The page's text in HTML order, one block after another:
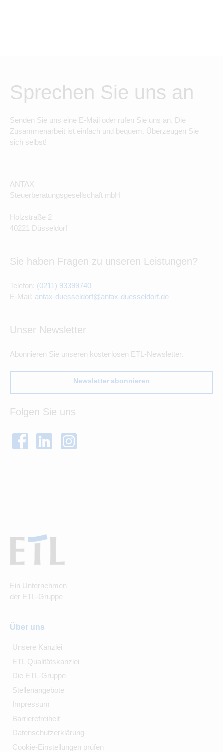
Sprechen Sie uns an
Senden Sie uns eine E-Mail oder rufen Sie uns an. Die
Zusammenarbeit ist einfach und bequem. Überzeugen Sie
sich selbst!
ANTAX
Steuerberatungsgesellschaft mbH
Holzstraße 2
40221 Düsseldorf
Sie haben Fragen zu unseren Leistungen?
Telefon: (0211) 93399740
E-Mail: antax-duesseldorf@antax-duesseldorf.de
Unser Newsletter
Abonnieren Sie unseren kostenlosen ETL-Newsletter.
Newsletter abonnieren
Folgen Sie uns
Ein Unternehmen
der ETL-Gruppe
Über uns
Unsere Kanzlei
ETL Qualitätskanzlei
Die ETL-Gruppe
Stellenangebote
Impressum
Barrierefreiheit
Datenschutzerklärung
Cookie-Einstellungen prüfen